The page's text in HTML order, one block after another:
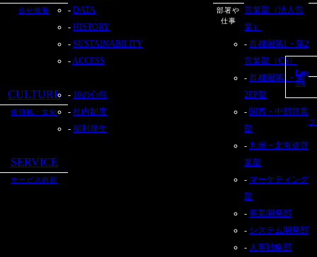
会社概要
DATA
HISTORY
SUSTAINABILITY
ACCESS
CULTURE
価値観・文化
10の心得
社内制度
福利厚生
SERVICE
サービス内容
部署や
仕事
営業部（法人営
業）
首都圏第1・第2
営業部（CS）
首都圏第1・第
2EP部
関西・中部営業
部
九州・北海道営
業部
マーケティング
部
事業開発部
システム開発部
人事戦略部
Page
Top